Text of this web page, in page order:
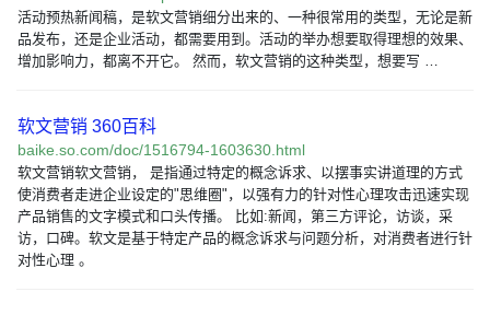
活动预热新闻稿，是软文营销细分出来的、一种很常用的类型，无论是新
品发布，还是企业活动，都需要用到。活动的举办想要取得理想的效果、
增加影响力，都离不开它。 然而，软文营销的这种类型，想要写 …
软文营销 360百科
baike.so.com/doc/1516794-1603630.html
软文营销软文营销， 是指通过特定的概念诉求、以摆事实讲道理的方式
使消费者走进企业设定的"思维圈"，以强有力的针对性心理攻击迅速实现
产品销售的文字模式和口头传播。 比如:新闻，第三方评论，访谈，采
访，口碑。软文是基于特定产品的概念诉求与问题分析，对消费者进行针
对性心理 。